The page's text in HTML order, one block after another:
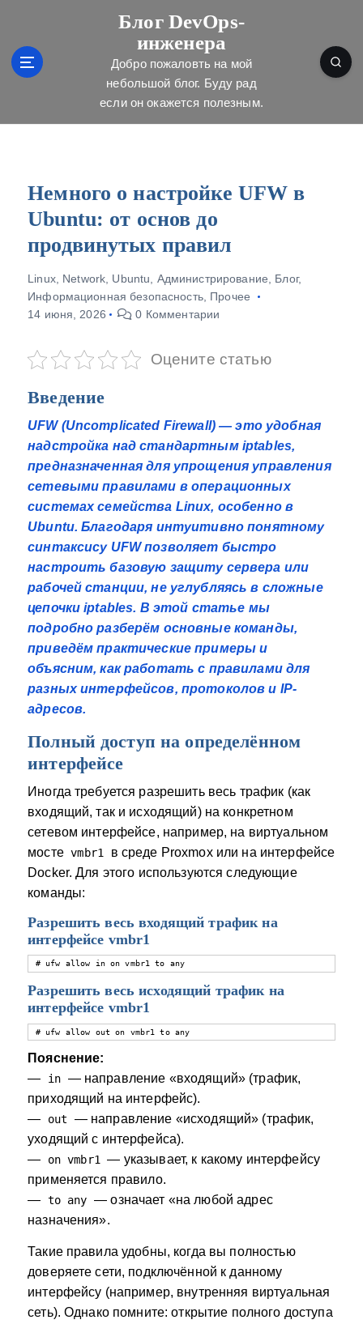
Блог DevOps-
инженера
Добро пожаловть на мой
небольшой блог. Буду рад
если он окажется полезным.
Немного о настройке UFW в
Ubuntu: от основ до
продвинутых правил
Linux, Network, Ubuntu, Администрирование, Блог,
Информационная безопасность, Прочее
14 июня, 2026
0 Комментарии
Оцените статью
Введение
UFW (Uncomplicated Firewall) — это удобная
надстройка над стандартным iptables,
предназначенная для упрощения управления
сетевыми правилами в операционных
системах семейства Linux, особенно в
Ubuntu. Благодаря интуитивно понятному
синтаксису UFW позволяет быстро
настроить базовую защиту сервера или
рабочей станции, не углубляясь в сложные
цепочки iptables. В этой статье мы
подробно разберём основные команды,
приведём практические примеры и
объясним, как работать с правилами для
разных интерфейсов, протоколов и IP-
адресов.
Полный доступ на определённом
интерфейсе
Иногда требуется разрешить весь трафик (как
входящий, так и исходящий) на конкретном
сетевом интерфейсе, например, на виртуальном
мосте vmbr1
в среде Proxmox или на интерфейсе
Docker. Для этого используются следующие
команды:
Разрешить весь входящий трафик на
интерфейсе vmbr1
# ufw allow in on vmbr1 to any
Разрешить весь исходящий трафик на
интерфейсе vmbr1
# ufw allow out on vmbr1 to any
Пояснение:
—
in — направление «входящий» (трафик,
приходящий на интерфейс).
—
out
— направление «исходящий» (трафик,
уходящий с интерфейса).
—
on vmbr1 — указывает, к какому интерфейсу
применяется правило.
— to any — означает «на любой адрес
назначения».
Такие правила удобны, когда вы полностью
доверяете сети, подключённой к данному
интерфейсу (например, внутренняя виртуальная
сеть). Однако помните: открытие полного доступа